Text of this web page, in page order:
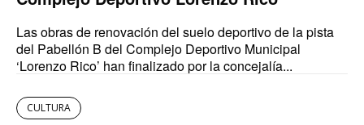
Las obras de renovación del suelo deportivo de la pista
del Pabellón B del Complejo Deportivo Municipal
‘Lorenzo Rico’ han finalizado por la concejalía...
CULTURA